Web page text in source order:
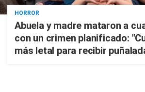
HORROR
Abuela y madre mataron a
con un crimen planificado:
más letal para recibir